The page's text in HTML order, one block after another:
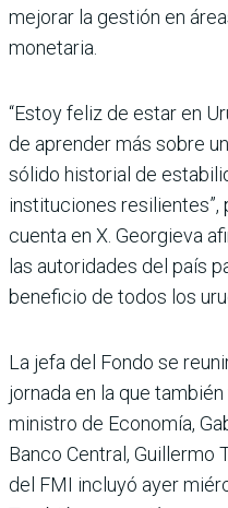
mejorar la gestión en
monetaria.
“Estoy feliz de estar en
de aprender más sobre
sólido historial de
instituciones resilientes”,
cuenta en X. Georgieva
las autoridades del país
beneficio de todos los
La jefa del Fondo se
jornada en la que
ministro de Economía,
Banco Central, Guillermo
del FMI incluyó ayer